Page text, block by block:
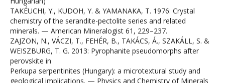
TAKÉUCHI, Y., KUDOH, Y. & YAMANAKA, T. 1976: Crystal
chemistry of the serandite-pectolite series and related
minerals. — American Mineralogist 61, 229–237.
ZAJZON, N., VÁCZI, T., FEHÉR, B., TAKÁCS, Á., SZAKÁLL, S. &
WEISZBURG, T. G. 2013: Pyrophanite pseudomorphs after
perovskite in
Perkupa serpentinites (Hungary): a microtextural study and
geological implications. — Physics and Chemistry of Minerals